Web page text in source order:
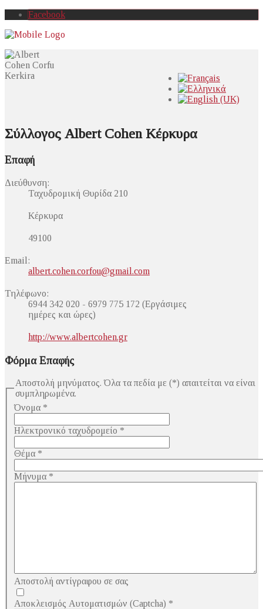
Facebook
Σύλλογος Albert Cohen Κέρκυρα
Επαφή
Διεύθυνση:
Ταχυδρομική Θυρίδα 210
Κέρκυρα
49100
Email:
albert.cohen.corfou@gmail.com
Τηλέφωνο:
6944 342 020 - 6979 775 172 (Εργάσιμες
ημέρες και ώρες)
http://www.albertcohen.gr
Φόρμα Επαφής
Αποστολή μηνύματος. Όλα τα πεδία με (*) απαιτείται να είναι
συμπληρωμένα.
Όνομα *
Ηλεκτρονικό ταχυδρομείο *
Θέμα *
Μήνυμα *
Αποστολή αντίγραφου σε σας
Αποκλεισμός Αυτοματισμών (Captcha) *